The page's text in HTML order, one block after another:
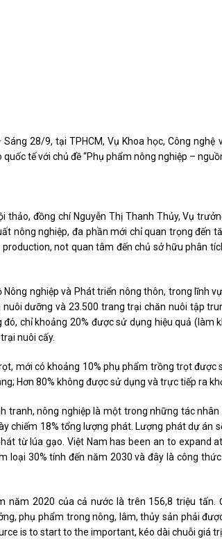
28/9, tại TPHCM, Vụ Khoa học, Công
tế với chủ đề “Phụ phẩm nông nghiệp –
thảo, đồng chí Nguyễn Thị Thanh Thủy, Vụ
nông nghiệp, đa phần mới chỉ quan trọng đến
not quan tâm đến chủ sở hữu phân
Nông nghiệp và Phát triển nông thôn, trong lĩnh
dưỡng và 23.500 trang trại chăn nuôi tập
chỉ khoảng 20% ​​được sử dụng hiệu quả (làm
nuôi cấy.
mới có khoảng 10% phụ phẩm trồng trọt được
Hơn 80% không được sử dụng và trực tiếp ra
tranh, nông nghiệp là một trong những tác
chiếm 18% tổng lượng phát. Lượng phát dự án
từ lúa gạo. Việt Nam has been an to expand
loại 30% tính đến năm 2030 và đây là công
năm 2020 của cả nước là trên 156,8 triệu tấn.
phụ phẩm trong nông, lâm, thủy sản phải
is to start to the important, kéo dài chuỗi giá